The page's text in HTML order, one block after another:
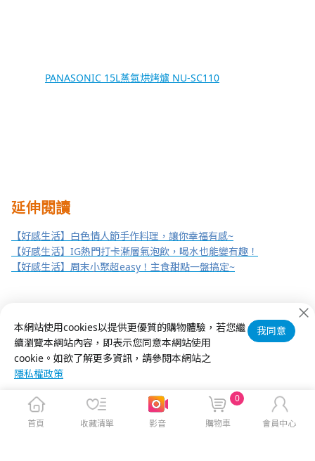
PANASONIC 15L蒸氣烘烤爐 NU-SC110
延伸閱讀
【好感生活】白色情人節手作料理，讓你幸福有感~
【好感生活】IG熱門打卡漸層氣泡飲，喝水也能變有趣！
【好感生活】周末小聚超easy！主食甜點一盤搞定~
本網站使用cookies以提供更優質的購物體驗，若您繼
續瀏覽本網站內容，即表示您同意本網站使用
cookie。如欲了解更多資訊，請參閱本網站之
隱私權政策
我同意
首頁 收藏清單 影音 購物車
0
會員中心